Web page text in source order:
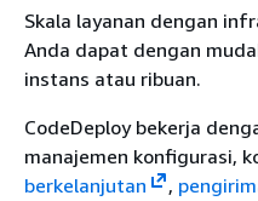
Skala layanan dengan
Anda dapat dengan
instans atau ribuan.
CodeDeploy bekerja
manajemen konfigurasi,
berkelanjutan
,